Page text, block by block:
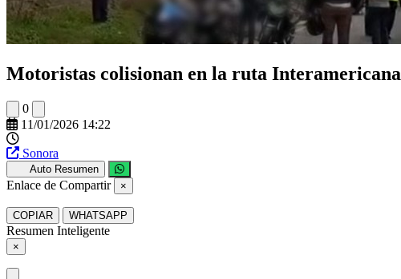
Motoristas colisionan en la ruta Interamericana
0
11/01/2026 14:22
Sonora
Auto Resumen
Enlace de Compartir ×
COPIAR WHATSAPP
Resumen Inteligente
×